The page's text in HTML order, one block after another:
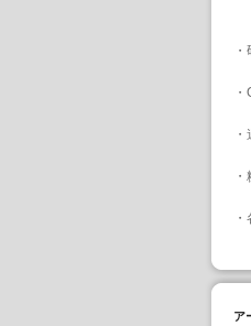
・
・
・
・
・
ア